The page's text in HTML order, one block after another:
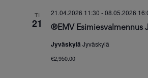
TI
21 ®EMV Esimiesvalmennus
21.04.2026 11:30 -08.05.2026
Jyväskylä Jyväskylä
€2,950.00